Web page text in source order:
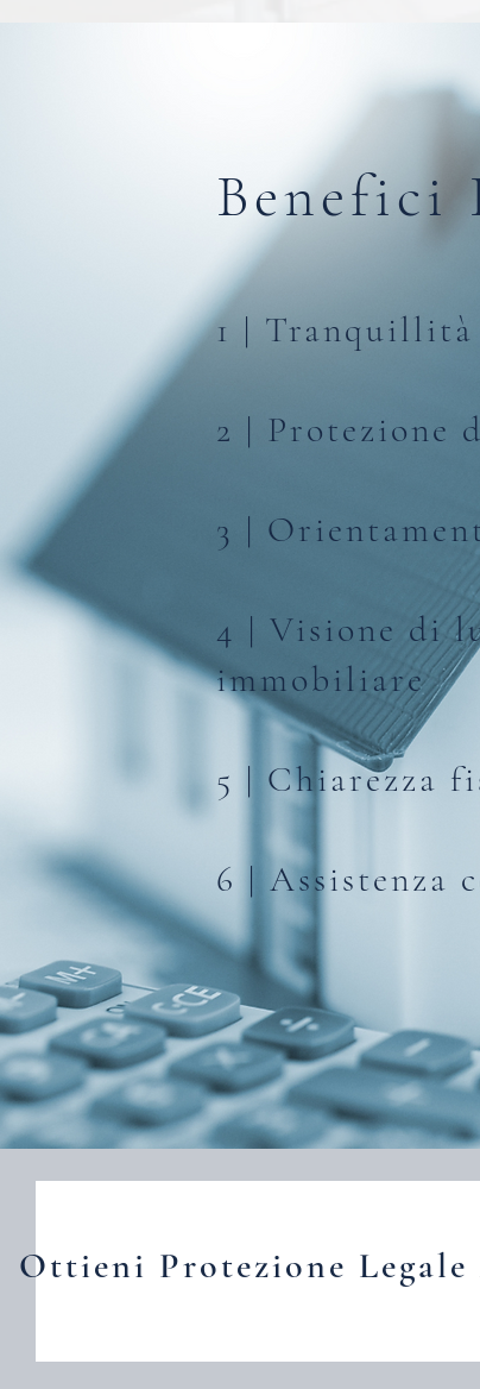
Benefici
1 |
2 | Protezione
3 |
4 | Visione di
immobiliare
5 | Chiarezza
6 | Assistenza
Ottieni Protezione Legale